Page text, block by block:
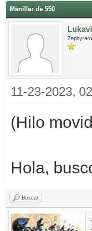
Manillar de 550
11-23-2023,
(Hilo
Hola,
Buscar